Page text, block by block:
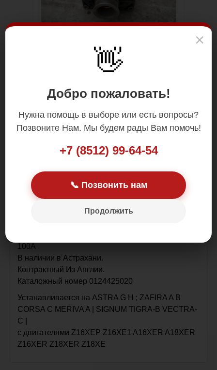
×
👋
Добро пожаловать!
Нужна помощь в выборе или есть вопросы?
Позвоните Нам. Мы будем рады Вам помочь!
+7 (8512) 99-64-54
📞 Позвонить нам
Продолжить
Цена: 7 500.00 р.
100А
В наличии в Астрахани.
Контрактный Из Англии.
Каталожный номер 0124425020
Устанавливается на ASTRA G H ; ZAFIRA A B
CORSA C MERIVA A | SIGNUM TIGRA-B VECTRA-
C |
с двигателями Z16XEP Z16XE1 A16XER A18XER
Z16XER Z18XER Z18XE